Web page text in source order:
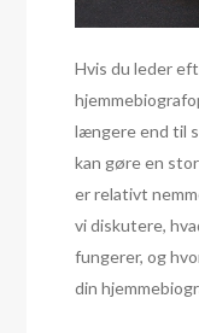
Hvis du leder
længere end til
kan gøre en
er relativt
vi diskutere,
fungerer, og
din